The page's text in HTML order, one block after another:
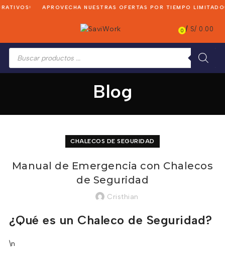
APROVECHA NUESTRAS OFERTAS POR TIEMPO LIMITADO
0 / S/ 0.00
Búsqueda
productos
Blog
CHALECOS DE SEGURIDAD
Manual de Emergencia con Chalecos
de Seguridad
Cristhian
¿Qué es un Chaleco de Seguridad?
\n